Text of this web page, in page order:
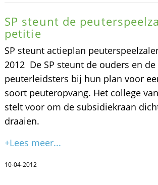
SP steunt de
petitie
SP steunt actieplan
2012  De SP steunt de ouders en de
peuterleidsters bij hun plan voor
soort peuteropvang. Het college
stelt voor om de subsidiekraan
draaien.
+Lees meer...
10-04-2012